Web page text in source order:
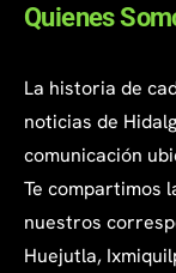
Quienes
La historia de
noticias de
comunicación
Te compartimos
nuestros
Huejutla,